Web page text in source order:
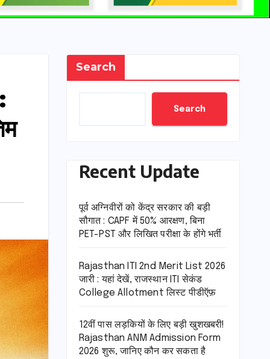
Search
Search
Recent Update
पूर्व अग्निवीरों को केंद्र सरकार की बड़ी
सौगात : CAPF में 50% आरक्षण, बिना
PET-PST और लिखित परीक्षा के होंगे भर्ती
Rajasthan ITI 2nd Merit List 2026
जारी : यहां देखें, राजस्थान ITI सेकंड
College Allotment लिस्ट पीडीऍफ़
12वीं पास लड़कियों के लिए बड़ी खुशखबरी!
Rajasthan ANM Admission Form
2026 शुरू, जानिए कौन कर सकता है